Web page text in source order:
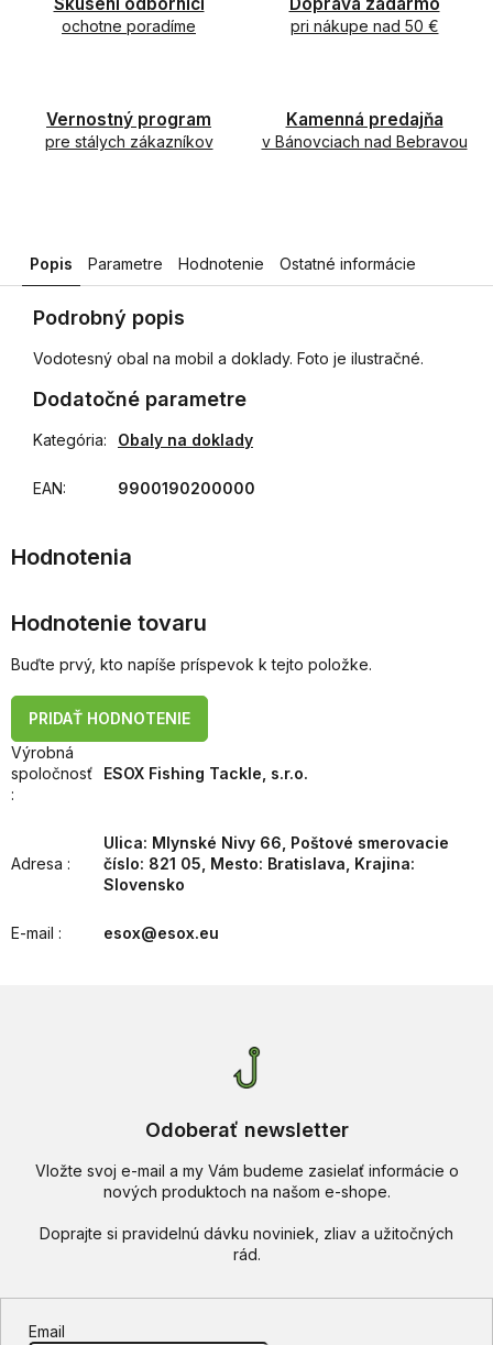
Skúsení odborníci
ochotne poradíme
Doprava zadarmo
pri nákupe nad 50 €
Vernostný program
pre stálych zákazníkov
Kamenná predajňa
v Bánovciach nad Bebravou
Popis Parametre Hodnotenie Ostatné informácie
Podrobný popis
Vodotesný obal na mobil a doklady. Foto je ilustračné.
Dodatočné parametre
Kategória: Obaly na doklady
EAN: 9900190200000
Hodnotenie tovaru
Buďte prvý, kto napíše príspevok k tejto položke.
PRIDAŤ HODNOTENIE
Výrobná
spoločnosť
:
ESOX Fishing Tackle, s.r.o.
Adresa :
Ulica: Mlynské Nivy 66, Poštové smerovacie
číslo: 821 05, Mesto: Bratislava, Krajina:
Slovensko
E-mail : esox@esox.eu
Odoberať newsletter
Vložte svoj e-mail a my Vám budeme zasielať informácie o
nových produktoch na našom e-shope.
Email